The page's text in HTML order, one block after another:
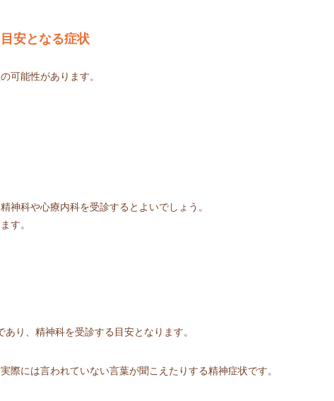
安となる症状
可能性があります。
神科や心療内科を受診するとよいでしょう。
す。
り、精神科を受診する目安となります。
際には言われていない言葉が聞こえたりする精神症状です。